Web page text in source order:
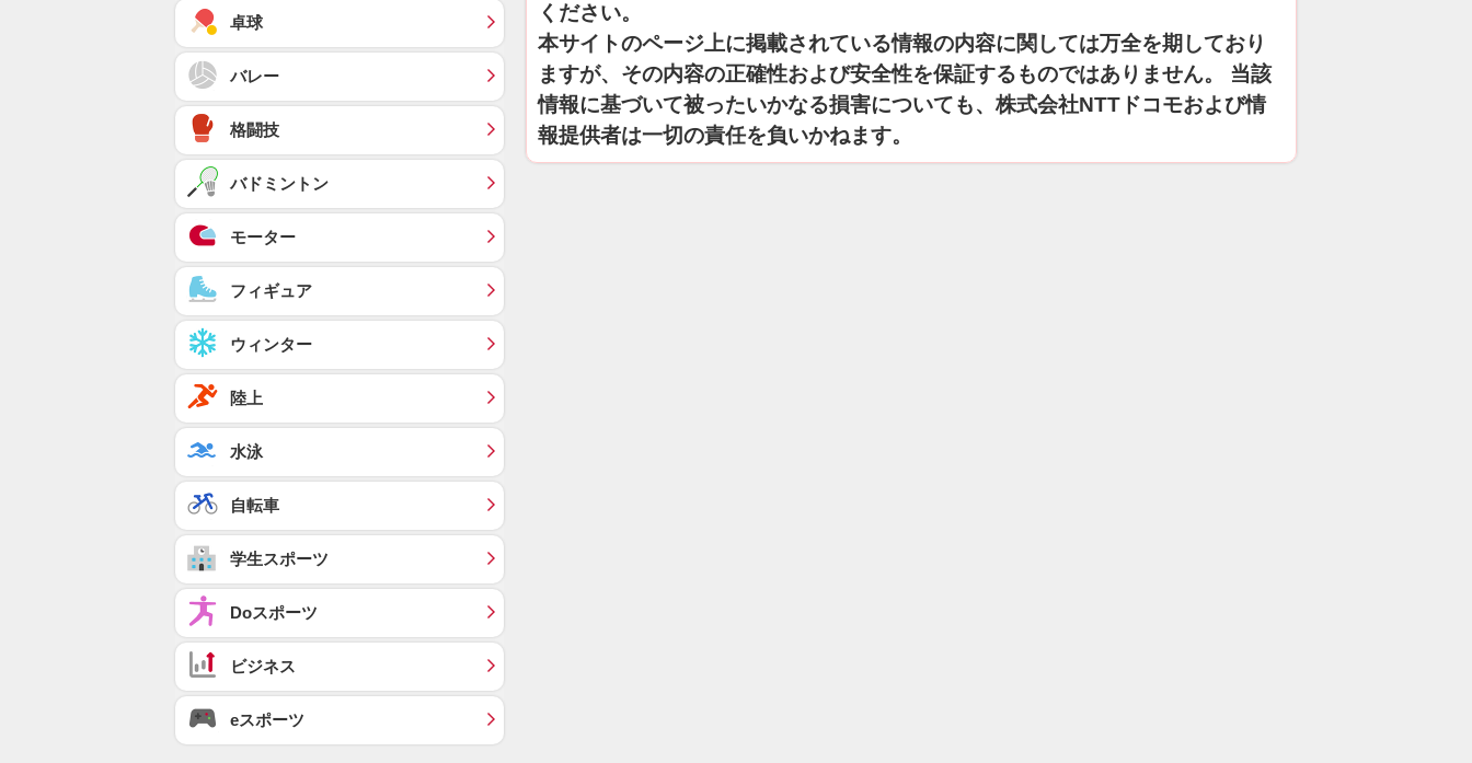
ください。
本サイトのページ上に掲載されている情報の内容に関しては万全を期しており
ますが、その内容の正確性および安全性を保証するものではありません。 当該
情報に基づいて被ったいかなる損害についても、株式会社NTTドコモおよび情
報提供者は一切の責任を負いかねます。
卓球
バレー
格闘技
バドミントン
モーター
フィギュア
ウィンター
陸上
水泳
自転車
学生スポーツ
Doスポーツ
ビジネス
eスポーツ